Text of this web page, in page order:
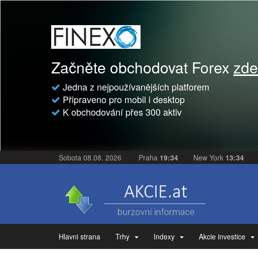
Začněte obchodovat Forex zde
Jedna z nejpoužívanějších platforem
Připraveno pro mobil i desktop
K obchodování přes 300 aktiv
Sobota 08.08. 2026 Praha 19:34 New York 13:34
Hlavni strana Trhy Indexy Akcie investice